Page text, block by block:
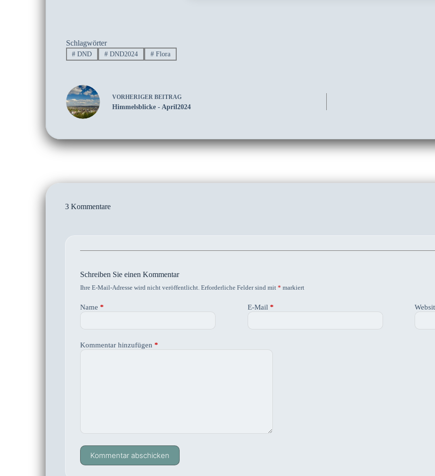
Schlagwörter
# DND # DND2024 # Flora
VORHERIGER BEITRAG
Himmelsblicke - April2024
3 Kommentare
Schreiben Sie einen Kommentar
Ihre E-Mail-Adresse wird nicht veröffentlicht. Erforderliche Felder sind mit * markiert
Name * E-Mail *
Kommentar hinzufügen *
Kommentar abschicken